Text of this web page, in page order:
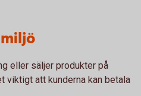
eller säljer produkter på
viktigt att kunderna kan betala